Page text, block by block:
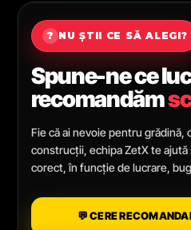
? NU ȘTII CE SĂ ALEGI?
Spune-ne ce
recomandăm
Fie că ai nevoie pentru grădină,
construcții, echipa ZetX te ajută
corect, în funcție de lucrare,
💬 CERE